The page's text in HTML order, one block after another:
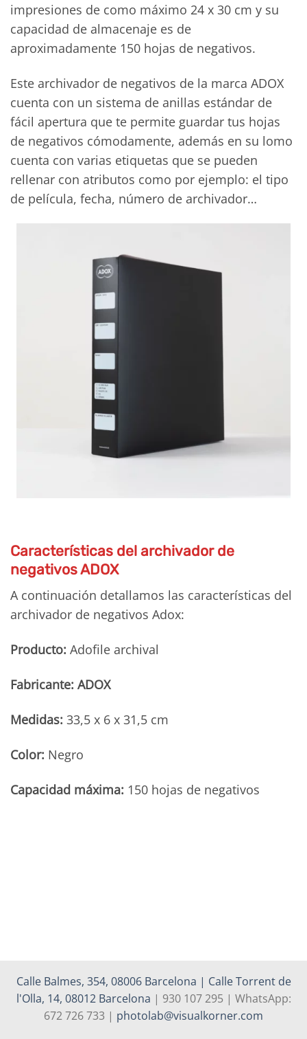
impresiones de como máximo 24 x 30 cm y su
capacidad de almacenaje es de
aproximadamente 150 hojas de negativos.
Este archivador de negativos de la marca ADOX
cuenta con un sistema de anillas estándar de
fácil apertura que te permite guardar tus hojas
de negativos cómodamente, además en su lomo
cuenta con varias etiquetas que se pueden
rellenar con atributos como por ejemplo: el tipo
de película, fecha, número de archivador…
Características del archivador de
negativos ADOX
A continuación detallamos las características del
archivador de negativos Adox:
Producto: Adofile archival
Fabricante: ADOX
Medidas: 33,5 x 6 x 31,5 cm
Color: Negro
Capacidad máxima: 150 hojas de negativos
Calle Balmes, 354, 08006 Barcelona | Calle Torrent de
l'Olla, 14, 08012 Barcelona | 930 107 295 | WhatsApp:
672 726 733 | photolab@visualkorner.com